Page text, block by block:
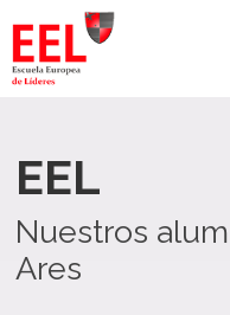
EEL
Nuestros
Ares